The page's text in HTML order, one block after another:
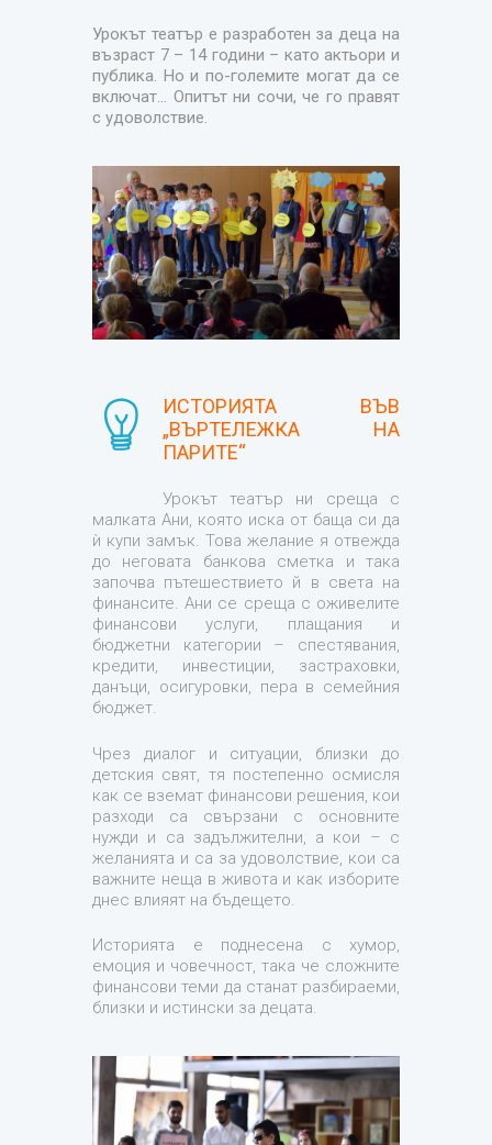
Урокът театър е разработен за деца на
възраст 7 – 14 години – като актьори и
публика. Но и по-големите могат да се
включат... Опитът ни сочи, че го правят
с удоволствие.
ИСТОРИЯТА ВЪВ
„ВЪРТЕЛЕЖКА НА
ПАРИТЕ“
Урокът театър ни среща с
малката Ани, която иска от баща си да
ѝ купи замък. Това желание я отвежда
до неговата банкова сметка и така
започва пътешествието й в света на
финансите. Ани се среща с оживелите
финансови услуги, плащания и
бюджетни категории – спестявания,
кредити, инвестиции, застраховки,
данъци, осигуровки, пера в семейния
бюджет.
Чрез диалог и ситуации, близки до
детския свят, тя постепенно осмисля
как се вземат финансови решения, кои
разходи са свързани с основните
нужди и са задължителни, а кои – с
желанията и са за удоволствие, кои са
важните неща в живота и как изборите
днес влияят на бъдещето.
Историята е поднесена с хумор,
емоция и човечност, така че сложните
финансови теми да станат разбираеми,
близки и истински за децата.